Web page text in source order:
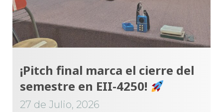
¡Pitch final marca el cierre del
semestre en EII-4250!
27 de Julio, 2026